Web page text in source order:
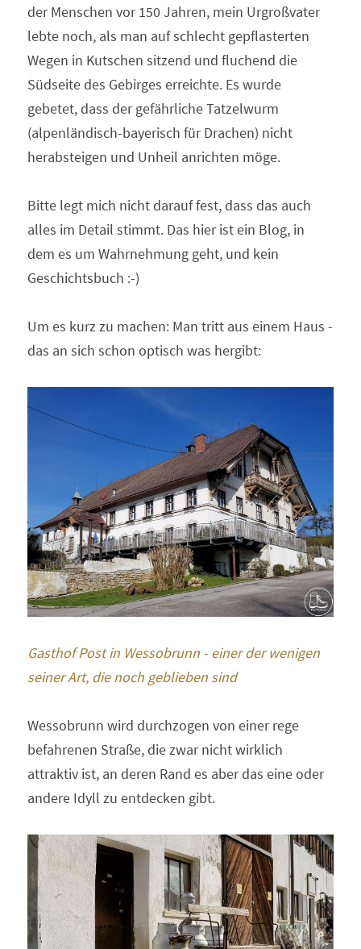
der Menschen vor 150 Jahren, mein Urgroßvater
lebte noch, als man auf schlecht gepflasterten
Wegen in Kutschen sitzend und fluchend die
Südseite des Gebirges erreichte. Es wurde
gebetet, dass der gefährliche Tatzelwurm
(alpenländisch-bayerisch für Drachen) nicht
herabsteigen und Unheil anrichten möge.
Bitte legt mich nicht darauf fest, dass das auch
alles im Detail stimmt. Das hier ist ein Blog, in
dem es um Wahrnehmung geht, und kein
Geschichtsbuch :-)
Um es kurz zu machen: Man tritt aus einem Haus -
das an sich schon optisch was hergibt:
Gasthof Post in Wessobrunn - einer der wenigen
seiner Art, die noch geblieben sind
Wessobrunn wird durchzogen von einer rege
befahrenen Straße, die zwar nicht wirklich
attraktiv ist, an deren Rand es aber das eine oder
andere Idyll zu entdecken gibt.